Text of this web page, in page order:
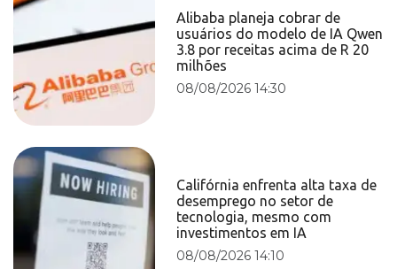
Alibaba planeja cobrar de
usuários do modelo de IA Qwen
3.8 por receitas acima de R 20
milhões
08/08/2026 14:30
Califórnia enfrenta alta taxa de
desemprego no setor de
tecnologia, mesmo com
investimentos em IA
08/08/2026 14:10